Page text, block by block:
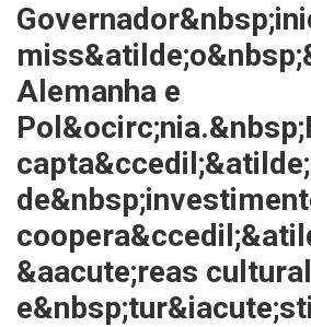
INTEGRIDADE
Alemanha e
&aacute;reas cultural